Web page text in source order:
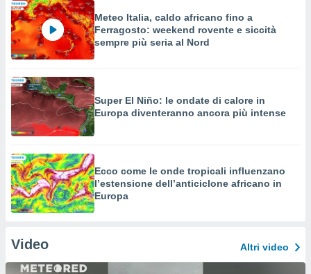
Meteo Italia, caldo africano fino a
Ferragosto: weekend rovente e siccità
sempre più seria al Nord
Super El Niño: le ondate di calore in
Europa diventeranno ancora più intense
Ecco come le onde tropicali influenzano
l’estensione dell’anticiclone africano in
Europa
Video Altri video